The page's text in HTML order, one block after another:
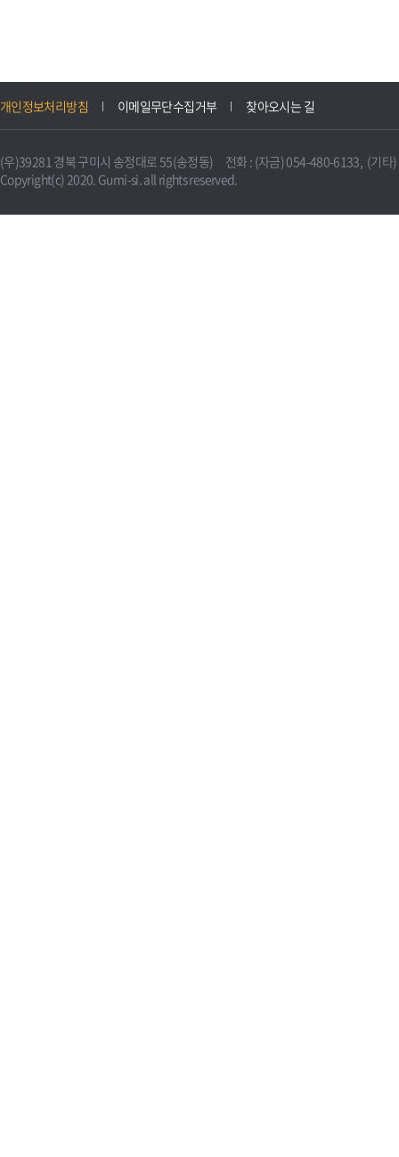
개인정보처리방침 이메일무단수집거부 찾아오시는 길
(우)39281 경북 구미시 송정대로 55(송정동) 전화 : (자금) 054-480-6133, (기타
Copyright(c) 2020. Gumi-si. all rights reserved.